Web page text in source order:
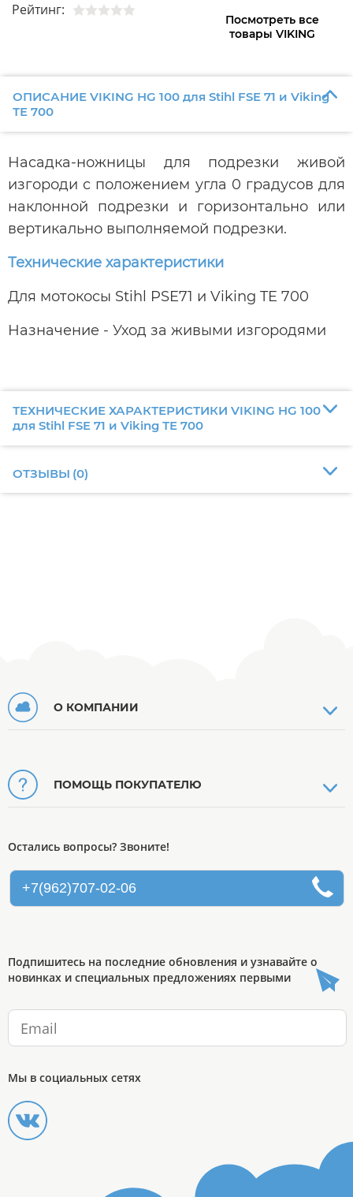
Рейтинг:
Посмотреть все
товары VIKING
ОПИСАНИЕ VIKING HG 100 для Stihl FSE 71 и Viking
ТЕ 700
Насадка-ножницы для подрезки живой
изгороди с положением угла 0 градусов для
наклонной подрезки и горизонтально или
вертикально выполняемой подрезки.
Технические характеристики
Для мотокосы Stihl PSE71 и Viking TE 700
Назначение - Уход за живыми изгородями
ТЕХНИЧЕСКИЕ ХАРАКТЕРИСТИКИ VIKING HG 100
для Stihl FSE 71 и Viking ТЕ 700
ОТЗЫВЫ (0)
О КОМПАНИИ
ПОМОЩЬ ПОКУПАТЕЛЮ
Остались вопросы? Звоните!
+7(962)707-02-06
Подпишитесь на последние обновления и узнавайте о
новинках и специальных предложениях первыми
Мы в социальных сетях